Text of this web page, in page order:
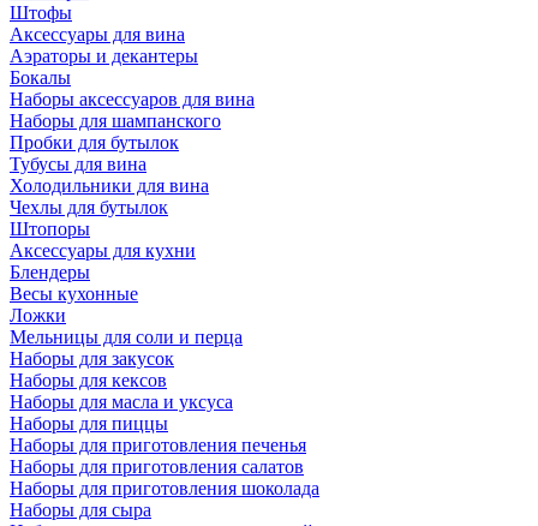
Штофы
Аксессуары для вина
Аэраторы и декантеры
Бокалы
Наборы аксессуаров для вина
Наборы для шампанского
Пробки для бутылок
Тубусы для вина
Холодильники для вина
Чехлы для бутылок
Штопоры
Аксессуары для кухни
Блендеры
Весы кухонные
Ложки
Мельницы для соли и перца
Наборы для закусок
Наборы для кексов
Наборы для масла и уксуса
Наборы для пиццы
Наборы для приготовления печенья
Наборы для приготовления салатов
Наборы для приготовления шоколада
Наборы для сыра